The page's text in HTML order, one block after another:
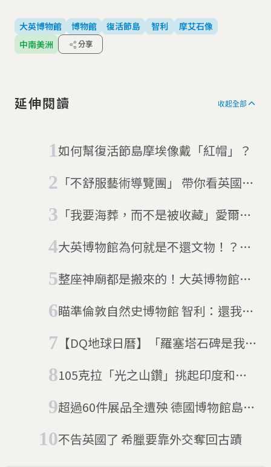
大英博物館 博物館 復活節島 智利
摩艾石像
中南美洲
分享
延伸閱讀 收起全部
如何幫復活節島摩埃像戴「紅帽」？
「不舒服藝術導覽團」 帶你看英國博
「我要海葬，而不是被收藏」愛爾蘭
大英博物館為何就是不還文物！？專
師
整座神廟都是搬來的！大英博物館
瞄準倫敦自然史博物館 智利：還我文
【DQ地球日曆】「羅塞塔石碑是我
館之寶
105克拉「光之山鑽」挑起印度和英
超過60件展品全遭殃 德國博物館島展
不告英國了 希臘要靠外交奪回古蹟